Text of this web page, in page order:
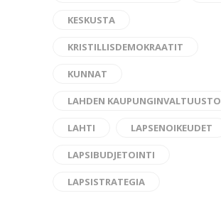
KESKUSTA
KRISTILLISDEMOKRAATIT
KUNNAT
LAHDEN KAUPUNGINVALTUUSTO
LAHTI LAPSENOIKEUDET
LAPSIBUDJETOINTI
LAPSISTRATEGIA